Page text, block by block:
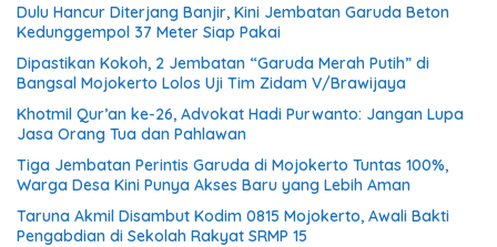
Dulu Hancur Diterjang Banjir, Kini Jembatan Garuda Beton
Kedunggempol 37 Meter Siap Pakai
Dipastikan Kokoh, 2 Jembatan “Garuda Merah Putih” di
Bangsal Mojokerto Lolos Uji Tim Zidam V/Brawijaya
Khotmil Qur’an ke-26, Advokat Hadi Purwanto: Jangan Lupa
Jasa Orang Tua dan Pahlawan
Tiga Jembatan Perintis Garuda di Mojokerto Tuntas 100%,
Warga Desa Kini Punya Akses Baru yang Lebih Aman
Taruna Akmil Disambut Kodim 0815 Mojokerto, Awali Bakti
Pengabdian di Sekolah Rakyat SRMP 15